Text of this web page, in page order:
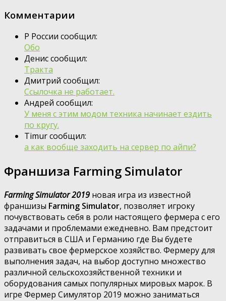
Комментарии
Р России сообщил:
Обо
Денис сообщил:
Тракта
Дмитрий сообщил:
Ссылочка не работает.
Андрей сообщил:
У меня с этим модом техника начинает ездить
по кругу.
Timur сообщил:
а как вообще заходить на сервер по айпи?
Франшиза Farming Simulator
Farming Simulator 2019 новая игра из известной
франшизы Farming Simulator, позволяет игроку
почувствовать себя в роли настоящего фермера с его
задачами и проблемами ежедневно. Вам предстоит
отправиться в США и Германию где Вы будете
развивать свое фермерское хозяйство. Фермеру для
выполнения задач, на выбор доступно множество
различной сельскохозяйственной техники и
оборудования самых популярных мировых марок. В
игре Фермер Симулятор 2019 можно заниматься